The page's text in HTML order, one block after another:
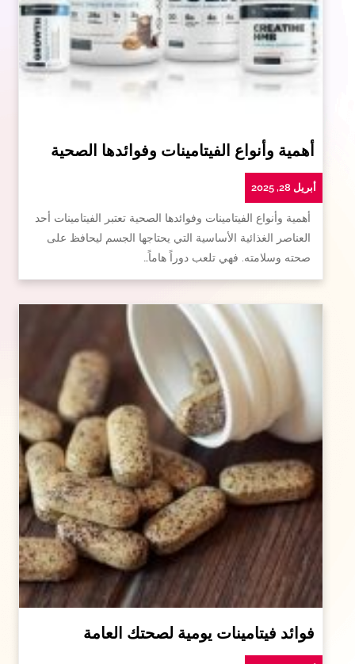
أهمية وأنواع الفيتامينات وفوائدها الصحية
أبريل 28, 2025
أهمية وأنواع الفيتامينات وفوائدها الصحية تعتبر الفيتامينات أحد
العناصر الغذائية الأساسية التي يحتاجها الجسم ليحافظ على
صحته وسلامته. فهي تلعب دوراً هاماً…
فوائد فيتامينات يومية لصحتك العامة